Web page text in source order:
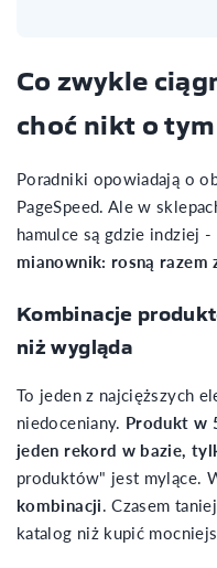
Co zwykle
choć nikt o
Poradniki opowiadają o
PageSpeed. Ale w
hamulce są gdzie indziej -
mianownik: rosną razem
Kombinacje
niż wygląda
To jeden z najcięższych
niedoceniany. Produkt w
jeden rekord w bazie,
produktów" jest mylące.
kombinacji. Czasem
katalog niż kupić